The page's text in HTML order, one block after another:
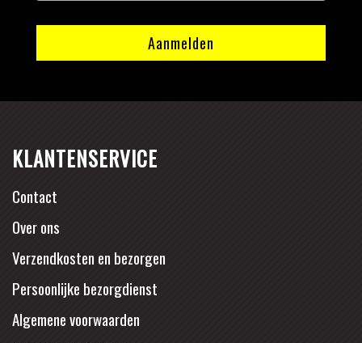
KLANTENSERVICE
Contact
Over ons
Verzendkosten en bezorgen
Persoonlijke bezorgdienst
Algemene voorwaarden